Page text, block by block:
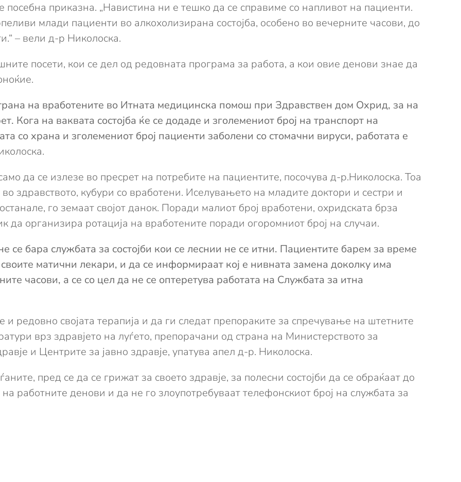
приказна. „Навистина ни е тешко да се справиме со напливот на пациенти.
млади пациенти во алкохолизирана состојба, особено во вечерните часови, до
– вели д-р Николоска.
посети, кои се дел од редовната програма за работа, а кои овие денови знае да
на вработените во Итната медицинска помош при Здравствен дом Охрид, за на
Кога на ваквата состојба ќе се додаде и зголемениот број на транспорт на
со храна и зголемениот број пациенти заболени со стомачни вируси, работата е
да се излезе во пресрет на потребите на пациентите, посочува д-р.Николоска. Тоа
здравството, кубури со вработени. Иселувањето на младите доктори и сестри и
го земаат својот данок. Поради малиот број вработени, охридската брза
да организира ротација на вработените поради огоромниот број на случаи.
се бара службата за состојби кои се леснии не се итни. Пациентите барем за време
матични лекари, и да се информираат кој е нивната замена доколку има
часови, а се со цел да не се оптеретува работата на Службата за итна
редовно својата терапија и да ги следат препораките за спречување на штетните
врз здравјето на луѓето, препорачани од страна на Министерството за
и Центрите за јавно здравје, упатува апел д-р. Николоска.
пред се да се грижат за своето здравје, за полесни состојби да се обраќаат до
работните денови и да не го злоупотребуваат телефонскиот број на службата за